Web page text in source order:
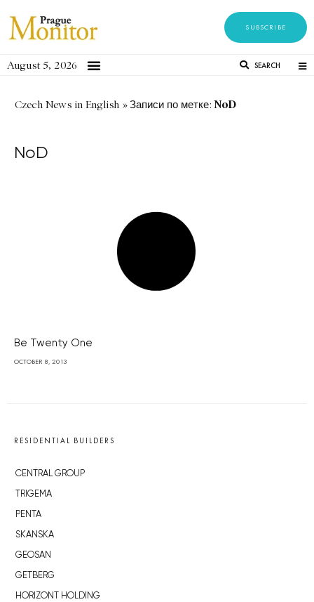
SUBSCRIBE
August 5, 2026 SEARCH
Czech News in English »Записи по метке: NoD
NoD
Be Twenty One
OCTOBER 8, 2013
RESIDENTIAL BUILDERS
CENTRAL GROUP
TRIGEMA
PENTA
SKANSKA
GEOSAN
GETBERG
HORIZONT HOLDING